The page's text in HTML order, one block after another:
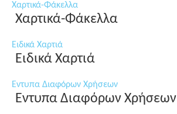
Χαρτικά-Φάκελλα
Χαρτικά-Φάκελλα
Ειδικά Χαρτιά
Ειδικά Χαρτιά
Εντυπα Διαφόρων Χρήσεων
Εντυπα Διαφόρων Χρήσεων